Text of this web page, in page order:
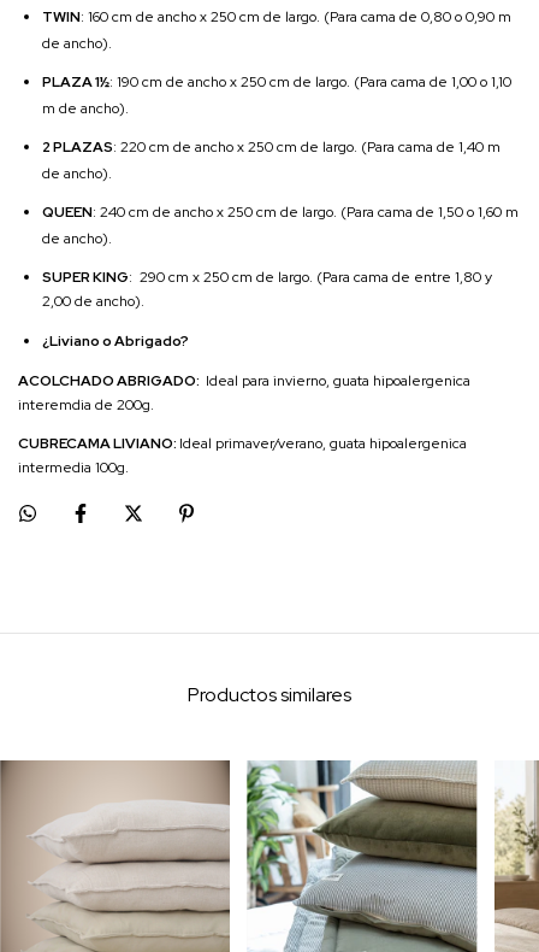
TWIN: 160 cm de ancho x 250 cm de largo. (Para cama de 0,80 o 0,90 m
de ancho).
PLAZA 1½: 190 cm de ancho x 250 cm de largo. (Para cama de 1,00 o 1,10
m de ancho).
2 PLAZAS: 220 cm de ancho x 250 cm de largo. (Para cama de 1,40 m
de ancho).
QUEEN: 240 cm de ancho x 250 cm de largo. (Para cama de 1,50 o 1,60 m
de ancho).
SUPER KING: 290 cm x 250 cm de largo. (Para cama de entre 1,80 y
2,00 de ancho).
¿Liviano o Abrigado?
ACOLCHADO ABRIGADO: Ideal para invierno, guata hipoalergenica
interemdia de 200g.
CUBRECAMA LIVIANO: Ideal primaver/verano, guata hipoalergenica
intermedia 100g.
Productos similares